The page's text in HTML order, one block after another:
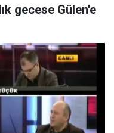
gecese Gülen'e